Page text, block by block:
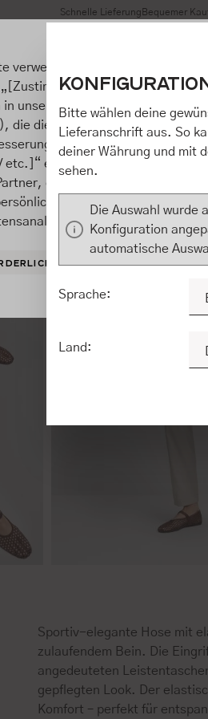
Schnelle Lieferung Bequemer
Sportiv-elegante Hose mit
zulaufendem Bein. Die
angedeuteten
gepflegten Look. Der
Komfort – perfekt für
verwendet Cookies, um eine
/ Alles akzeptieren /
in unserem Shop an unseren
die diese Daten Ihnen nicht
etc.]“ erteilen Sie Ihre
die shopware AG
zuordnen kann, sie
verarbeiten darf.
KONFIGURIEREN
Bitte wählen deine
Lieferanschrift aus. So
deiner Währung und mit
sehen.
Die Auswahl
Konfiguration
automatische
Sprache:
Land: